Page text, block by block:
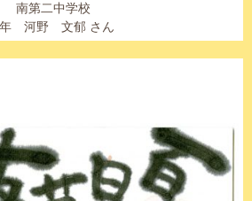
南第二中学校
河野 文郁 さん